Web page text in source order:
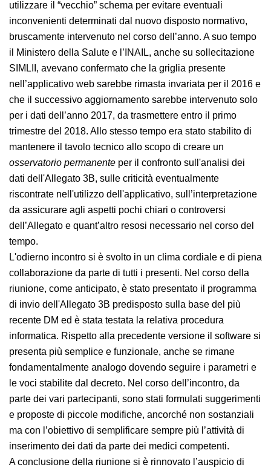
varie ASL del territorio del nostro Paese ma che, per i
dati relativi all’anno 2016, si era convenuto di utilizzare
il “vecchio” schema per evitare eventuali inconvenienti
determinati dal nuovo disposto normativo,
bruscamente intervenuto nel corso dell’anno. A suo
tempo il Ministero della Salute e l’INAIL, anche su
sollecitazione SIMLII, avevano confermato che la griglia
presente nell’applicativo web sarebbe rimasta invariata
per il 2016 e che il successivo aggiornamento sarebbe
intervenuto solo per i dati dell’anno 2017, da
trasmettere entro il primo trimestre del 2018. Allo
stesso tempo era stato stabilito di mantenere il tavolo
tecnico allo scopo di creare unosservatorio
permanenteper il confronto sull'analisi dei dati
dell'Allegato 3B, sulle criticità eventualmente
riscontrate nell'utilizzo dell'applicativo,
sull’interpretazione da assicurare agli aspetti pochi
chiari o controversi dell’Allegato e quant’altro resosi
necessario nel corso del tempo.
L'odierno incontro si è svolto in un clima cordiale e di
piena collaborazione da parte di tutti i presenti. Nel
corso della riunione, come anticipato, è stato
presentato il programma di invio dell'Allegato 3B
predisposto sulla base del più recente DM ed è stata
testata la relativa procedura informatica. Rispetto alla
precedente versione il software si presenta più
semplice e funzionale, anche se rimane
fondamentalmente analogo dovendo seguire i
parametri e le voci stabilite dal decreto. Nel corso
dell’incontro, da parte dei vari partecipanti, sono stati